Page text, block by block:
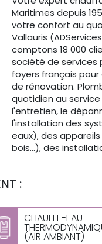
Maritimes depuis
votre confort au
Vallauris
comptons 18 000
société de services
foyers français
de rénovation.
quotidien au
l'entretien, le
l'installation des
eaux), des
bois...), des
:
CHAUFFE-EAU
(AIR AMBIANT)